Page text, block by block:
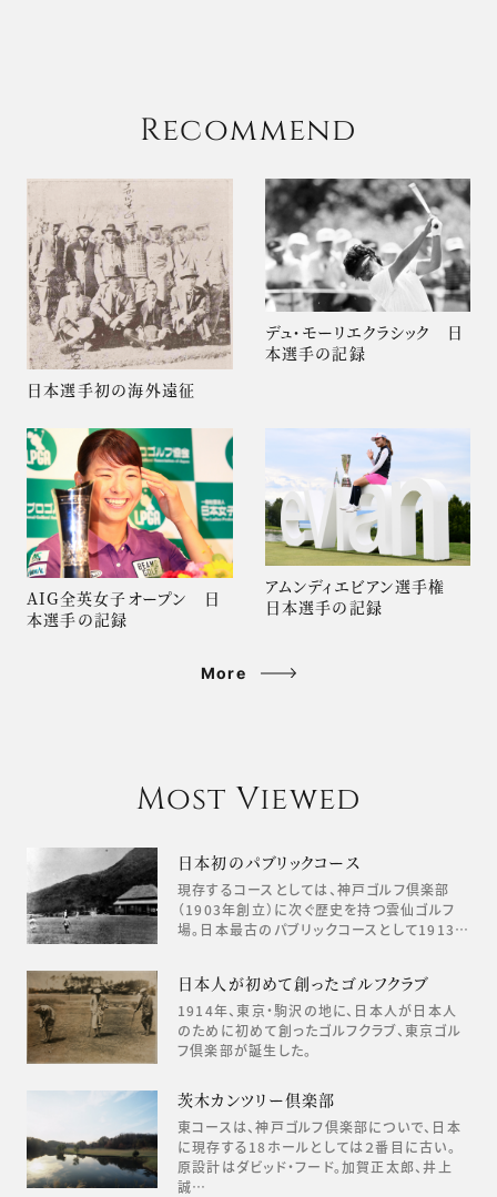
Recommend
日本選手初の海外遠征
デュ・モーリエクラシック 日
本選手の記録
AIG全英女子オープン 日
本選手の記録
アムンディエビアン選手権
日本選手の記録
More
Most Viewed
日本初のパブリックコース
現存するコースとしては、神戸ゴルフ倶楽部
（1903年創立）に次ぐ歴史を持つ雲仙ゴルフ
場。日本最古のパブリックコースとして1913…
日本人が初めて創ったゴルフクラブ
1914年、東京・駒沢の地に、日本人が日本人
のために初めて創ったゴルフクラブ、東京ゴル
フ倶楽部が誕生した。
茨木カンツリー倶楽部
東コースは、神戸ゴルフ倶楽部についで、日本
に現存する18ホールとしては２番目に古い。
原設計はダビッド・フード。加賀正太郎、井上
誠…